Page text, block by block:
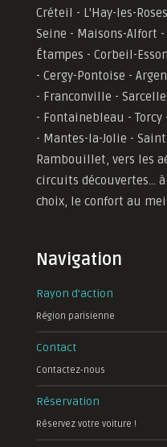
Créteil - L'Hay-les-
Seine - Maisons-Alfort
Étampes - Corbeil-
- Cergy-Pontoise -
- Franconville -
- Fontainebleau -
- Mantes-la-Jolie -
Rambouillet, vers les
circuits découvertes...
choix, le confort au
Navigation
Rayon d'action
Région parisienne
Contact
Contactez-nous
Réservation
Réservez votre voiture !